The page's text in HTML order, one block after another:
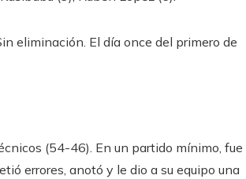
eliminación. El día once del primero de
(54-46). En un partido mínimo, fue
errores, anotó y le dio a su equipo una